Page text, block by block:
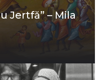
Jertfă” – Mila